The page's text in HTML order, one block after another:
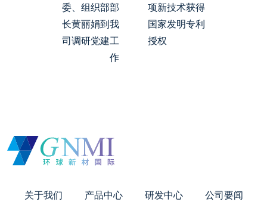
委、组织部部
长黄丽娟到我
司调研党建工
作
项新技术获得
国家发明专利
授权
关于我们 产品中心 研发中心
公司要闻